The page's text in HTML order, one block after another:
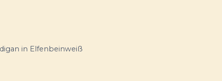
in Elfenbeinweiß